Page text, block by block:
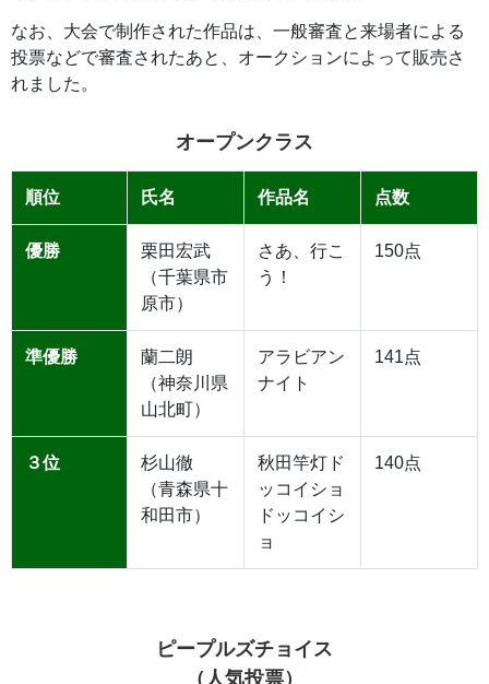
なお、大会で制作された作品は、一般審査と来場者による
投票などで審査されたあと、オークションによって販売さ
れました。
オープンクラス
順位 氏名 作品名 点数
優勝
栗田宏武
（千葉県市
原市）
さあ、行こ
う！
150点
準優勝
蘭二朗
（神奈川県
山北町）
アラビアン
ナイト
141点
３位
杉山徹
（青森県十
和田市）
秋田竿灯ド
ッコイショ
ドッコイシ
ョ
140点
ピープルズチョイス
（人気投票）